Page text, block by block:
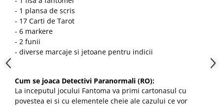
- 1 plansa de scris
- 17 Carti de Tarot
- 6 markere
- 2 funii
- diverse marcaje si jetoane pentru indicii
Cum se joaca Detectivi Paranormali (RO):
La inceputul jocului Fantoma va primi cartonasul cu
povestea ei si cu elementele cheie ale cazului ce vor